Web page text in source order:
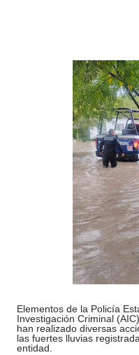
Elementos de la Policía
Investigación Criminal
han realizado diversas
las fuertes lluvias
entidad.